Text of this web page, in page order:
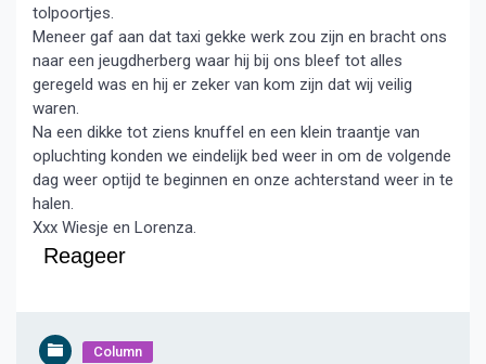
tolpoortjes.
Meneer gaf aan dat taxi gekke werk zou zijn en bracht ons
naar een jeugdherberg waar hij bij ons bleef tot alles
geregeld was en hij er zeker van kom zijn dat wij veilig
waren.
Na een dikke tot ziens knuffel en een klein traantje van
opluchting konden we eindelijk bed weer in om de volgende
dag weer optijd te beginnen en onze achterstand weer in te
halen.
Xxx Wiesje en Lorenza.
Reageer
Column